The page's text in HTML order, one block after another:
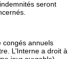
seront
congés annuels
L’Interne a droit à